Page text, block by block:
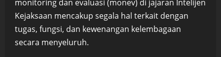
monitoring dan evaluasi (monev) di jajaran Intelijen
Kejaksaan mencakup segala hal terkait dengan
tugas, fungsi, dan kewenangan kelembagaan
secara menyeluruh.